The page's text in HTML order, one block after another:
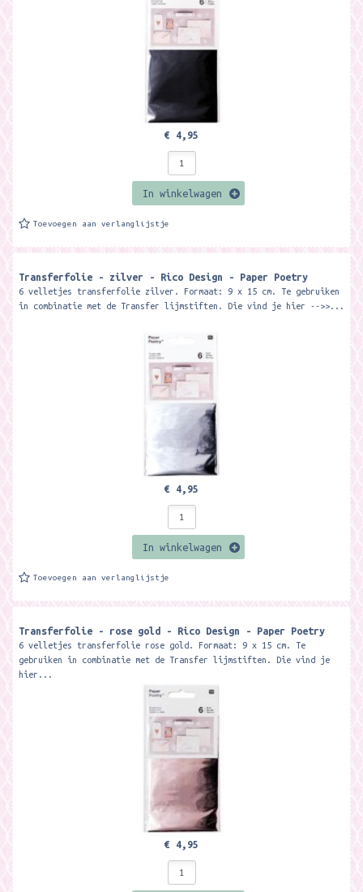
€ 4,95
In winkelwagen
Toevoegen aan verlanglijstje
Transferfolie - zilver - Rico Design - Paper Poetry
6 velletjes transferfolie zilver. Formaat: 9 x 15 cm. Te gebruiken
in combinatie met de Transfer lijmstiften. Die vind je hier -->>...
€ 4,95
In winkelwagen
Toevoegen aan verlanglijstje
Transferfolie - rose gold - Rico Design - Paper Poetry
6 velletjes transferfolie rose gold. Formaat: 9 x 15 cm. Te
gebruiken in combinatie met de Transfer lijmstiften. Die vind je
hier...
€ 4,95